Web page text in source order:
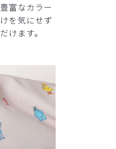
富なカラー
を気にせず
けます。